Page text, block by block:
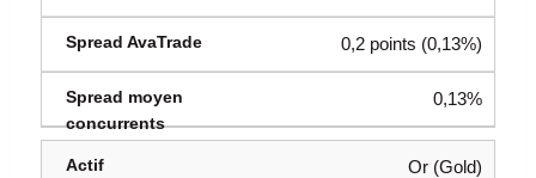
0,2 points (0,13%)
0,13%
Or (Gold)